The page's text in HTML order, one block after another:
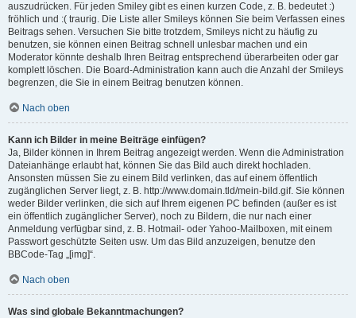
auszudrücken. Für jeden Smiley gibt es einen kurzen Code, z. B. bedeutet :)
fröhlich und :( traurig. Die Liste aller Smileys können Sie beim Verfassen eines
Beitrags sehen. Versuchen Sie bitte trotzdem, Smileys nicht zu häufig zu
benutzen, sie können einen Beitrag schnell unlesbar machen und ein
Moderator könnte deshalb Ihren Beitrag entsprechend überarbeiten oder gar
komplett löschen. Die Board-Administration kann auch die Anzahl der Smileys
begrenzen, die Sie in einem Beitrag benutzen können.
Nach oben
Kann ich Bilder in meine Beiträge einfügen?
Ja, Bilder können in Ihrem Beitrag angezeigt werden. Wenn die Administration
Dateianhänge erlaubt hat, können Sie das Bild auch direkt hochladen.
Ansonsten müssen Sie zu einem Bild verlinken, das auf einem öffentlich
zugänglichen Server liegt, z. B. http://www.domain.tld/mein-bild.gif. Sie können
weder Bilder verlinken, die sich auf Ihrem eigenen PC befinden (außer es ist
ein öffentlich zugänglicher Server), noch zu Bildern, die nur nach einer
Anmeldung verfügbar sind, z. B. Hotmail- oder Yahoo-Mailboxen, mit einem
Passwort geschützte Seiten usw. Um das Bild anzuzeigen, benutze den
BBCode-Tag „[img]“.
Nach oben
Was sind globale Bekanntmachungen?